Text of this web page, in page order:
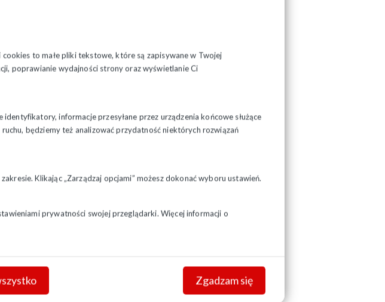
to małe pliki tekstowe, które są zapisywane w Twojej
poprawianie wydajności strony oraz wyświetlanie Ci
informacje przesyłane przez urządzenia końcowe służące
będziemy też analizować przydatność niektórych rozwiązań
Klikając „Zarządzaj opcjami” możesz dokonać wyboru ustawień.
prywatności swojej przeglądarki. Więcej informacji o
Zgadzam się